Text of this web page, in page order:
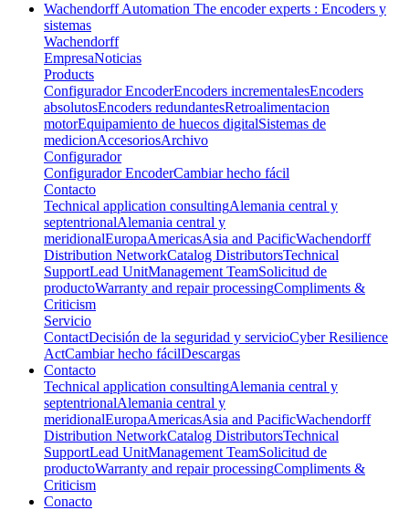
Wachendorff Automation The encoder experts : Encoders y
sistemas
Wachendorff
EmpresaNoticias
Products
Configurador EncoderEncoders incrementalesEncoders
absolutosEncoders redundantesRetroalimentacion
motorEquipamiento de huecos digitalSistemas de
medicionAccesoriosArchivo
Configurador
Configurador EncoderCambiar hecho fácil
Contacto
Technical application consultingAlemania central y
septentrionalAlemania central y
meridionalEuropaAmericasAsia and PacificWachendorff
Distribution NetworkCatalog DistributorsTechnical
SupportLead UnitManagement TeamSolicitud de
productoWarranty and repair processingCompliments &
Criticism
Servicio
ContactDecisión de la seguridad y servicioCyber Resilience
ActCambiar hecho fácilDescargas
Contacto
Technical application consultingAlemania central y
septentrionalAlemania central y
meridionalEuropaAmericasAsia and PacificWachendorff
Distribution NetworkCatalog DistributorsTechnical
SupportLead UnitManagement TeamSolicitud de
productoWarranty and repair processingCompliments &
Criticism
Conacto